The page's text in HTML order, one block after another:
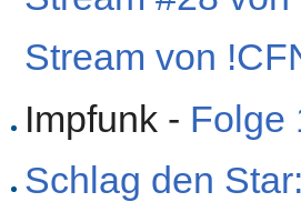
Stream von
Impfunk - Folge
Schlag den